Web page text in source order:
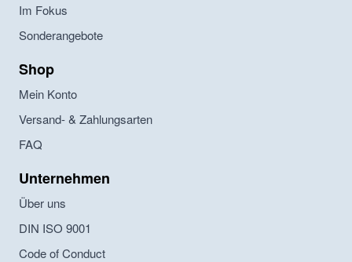
Im Fokus
Sonderangebote
Shop
Mein Konto
Versand- & Zahlungsarten
FAQ
Unternehmen
Über uns
DIN ISO 9001
Code of Conduct